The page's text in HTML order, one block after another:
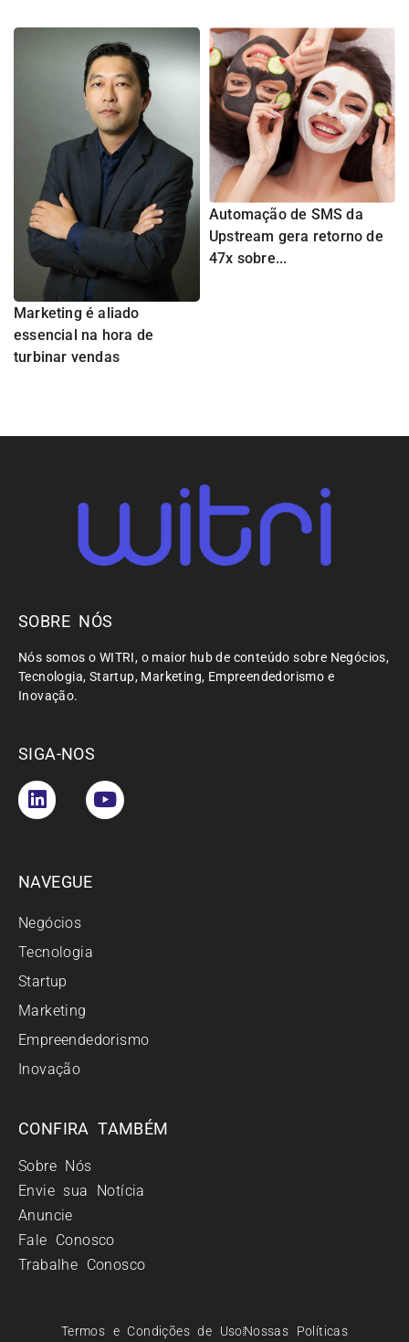
Marketing é aliado
essencial na hora de
turbinar vendas
Automação de SMS da
Upstream gera retorno de
47x sobre...
SOBRE NÓS
Nós somos o WITRI, o maior hub de conteúdo sobre Negócios,
Tecnologia, Startup, Marketing, Empreendedorismo e
Inovação.
SIGA-NOS
NAVEGUE
Negócios
Tecnologia
Startup
Marketing
Empreendedorismo
Inovação
CONFIRA TAMBÉM
Sobre Nós
Envie sua Notícia
Anuncie
Fale Conosco
Trabalhe Conosco
Termos e Condições de UsoNossas Políticas